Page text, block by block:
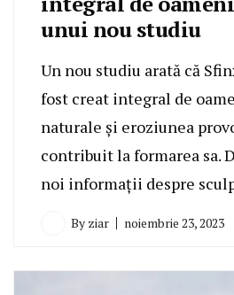
unui nou studiu
Un nou studiu arată că
fost creat integral de
naturale și eroziunea
contribuit la formarea sa.
noi informații despre
By ziar noiembrie 23, 2023